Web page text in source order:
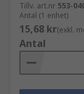
Tillv. art.nr 553-
Antal (1 enhet)
15,68 kr(exkl.
Antal